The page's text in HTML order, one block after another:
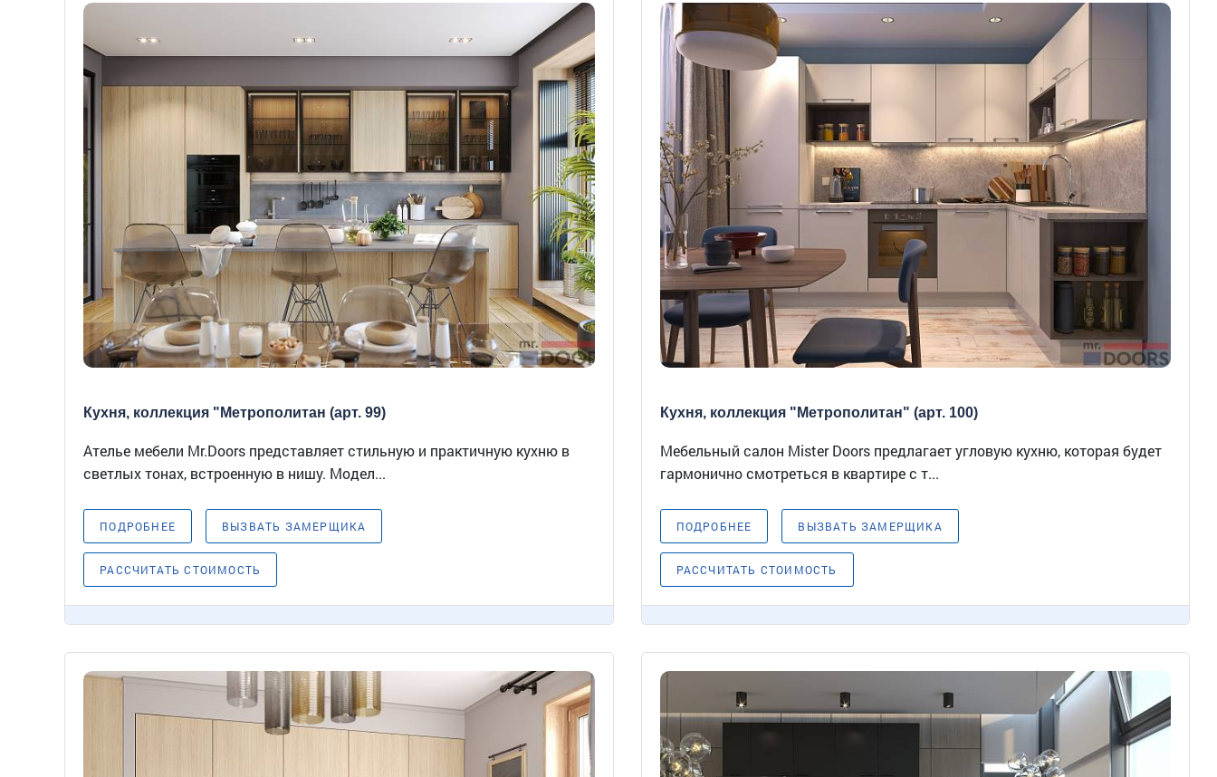
Кухня, коллекция "Метрополитан (арт. 99)
Ателье мебели Mr.Doors представляет стильную и практичную кухню в
светлых тонах, встроенную в нишу. Модел...
ПОДРОБНЕЕ ВЫЗВАТЬ ЗАМЕРЩИКА
РАССЧИТАТЬ СТОИМОСТЬ
Кухня, коллекция "Метрополитан" (арт. 100)
Мебельный салон Mister Doors предлагает угловую кухню, которая будет
гармонично смотреться в квартире с т...
ПОДРОБНЕЕ ВЫЗВАТЬ ЗАМЕРЩИКА
РАССЧИТАТЬ СТОИМОСТЬ